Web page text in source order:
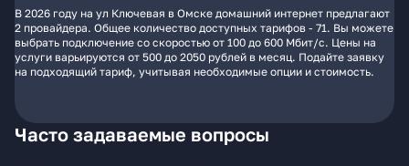
В 2026 году на ул Ключевая в Омске домашний интернет предлагают
2 провайдера. Общее количество доступных тарифов - 71. Вы можете
выбрать подключение со скоростью от 100 до 600 Мбит/с. Цены на
услуги варьируются от 500 до 2050 рублей в месяц. Подайте заявку
на подходящий тариф, учитывая необходимые опции и стоимость.
Часто задаваемые вопросы